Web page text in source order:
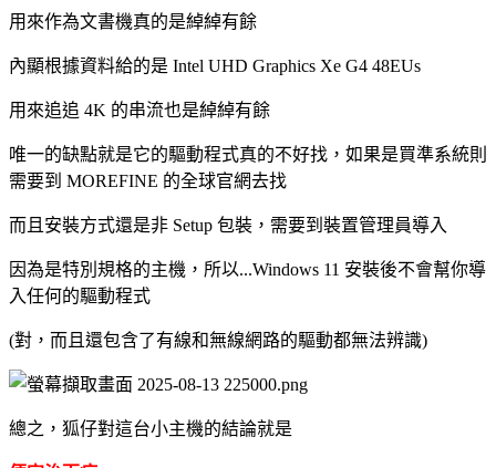
用來作為文書機真的是綽綽有餘
內顯根據資料給的是 Intel UHD Graphics Xe G4 48EUs
用來追追 4K 的串流也是綽綽有餘
唯一的缺點就是它的驅動程式真的不好找，如果是買準系統則
需要到 MOREFINE 的全球官網去找
而且安裝方式還是非 Setup 包裝，需要到裝置管理員導入
因為是特別規格的主機，所以...Windows 11 安裝後不會幫你導
入任何的驅動程式
(對，而且還包含了有線和無線網路的驅動都無法辨識)
總之，狐仔對這台小主機的結論就是